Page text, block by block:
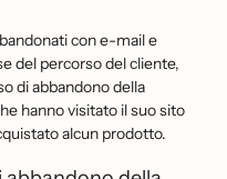
con e-mail e
del percorso del cliente,
di abbandono della
hanno visitato il suo sito
alcun prodotto.